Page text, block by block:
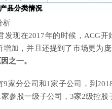
析
发现在2017年的时候，ACG
加，并且还提到了市场更为
之一。
9家分公司和1家子公司，到
参股一级子公司，3家2级控股